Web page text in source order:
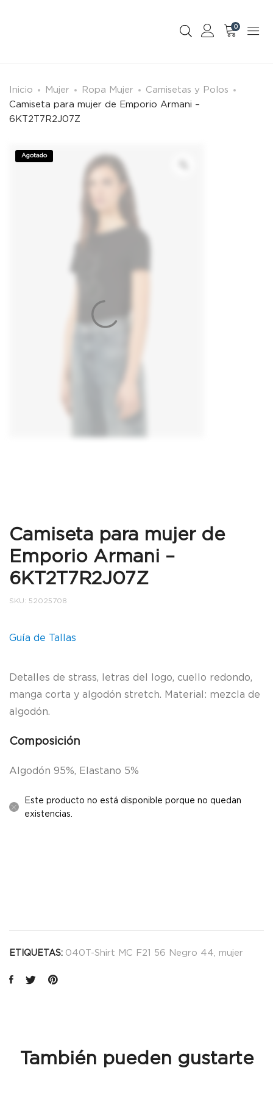
0
Inicio Mujer Ropa Mujer
Camisetas y Polos
Camiseta para mujer de Emporio Armani –
6KT2T7R2J07Z
Agotado
Camiseta para mujer de
Emporio Armani –
6KT2T7R2J07Z
SKU: 52025708
Guía de Tallas
Detalles de strass, letras del logo, cuello redondo,
manga corta y algodón stretch. Material: mezcla de
algodón.
Composición
Algodón 95%, Elastano 5%
Este producto no está disponible porque no quedan
existencias.
ETIQUETAS: 040T-Shirt MC F21 56 Negro 44 mujer
También pueden gustarte